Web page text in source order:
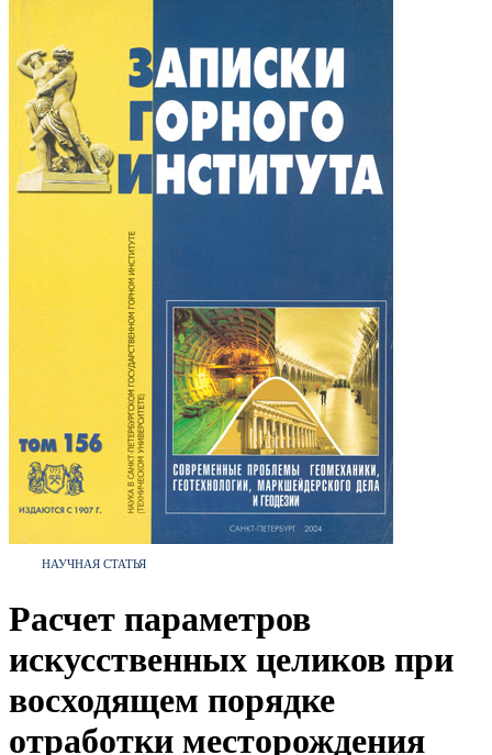
НАУЧНАЯ СТАТЬЯ
Расчет параметров
искусственных целиков при
восходящем порядке
отработки месторождения